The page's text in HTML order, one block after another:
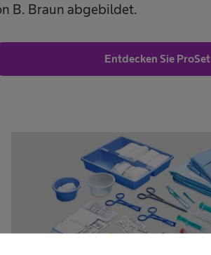
B. Braun abgebildet.​
Entdecken Sie ProSet